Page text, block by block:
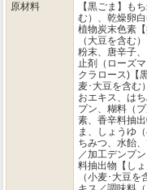
原材料
【黒ごま】も
む）、乾燥卵
植物炭末色素
（大豆を含む
粉末、唐辛子
止剤（ローズ
クラロース)【
麦･大豆を含む
おエキス、は
プン、糊料（
素、香辛料抽
ま、しょうゆ
ちみつ、水飴
／加工デンプ
料抽出物【し
（小麦･大豆